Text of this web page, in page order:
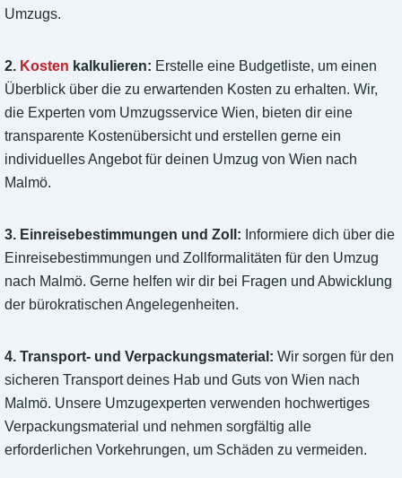
Umzugs.
2. Kosten kalkulieren: Erstelle eine Budgetliste, um einen
Überblick über die zu erwartenden Kosten zu erhalten. Wir,
die Experten vom Umzugsservice Wien, bieten dir eine
transparente Kostenübersicht und erstellen gerne ein
individuelles Angebot für deinen Umzug von Wien nach
Malmö.
3. Einreisebestimmungen und Zoll: Informiere dich über die
Einreisebestimmungen und Zollformalitäten für den Umzug
nach Malmö. Gerne helfen wir dir bei Fragen und Abwicklung
der bürokratischen Angelegenheiten.
4. Transport- und Verpackungsmaterial: Wir sorgen für den
sicheren Transport deines Hab und Guts von Wien nach
Malmö. Unsere Umzugexperten verwenden hochwertiges
Verpackungsmaterial und nehmen sorgfältig alle
erforderlichen Vorkehrungen, um Schäden zu vermeiden.